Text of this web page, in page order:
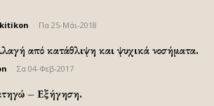
Πα 25-Μάι-2018
από κατάθλιψη και ψυχικά νοσήματα.
Σα 04-Φεβ-2017
– Εξήγηση.